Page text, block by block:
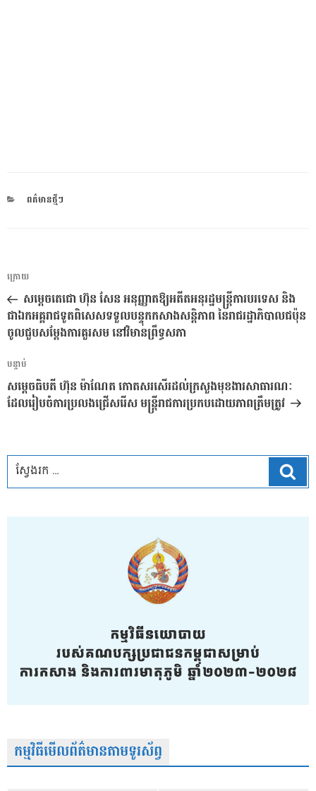
CATEGORIES
ពត៌មានថ្មីៗ
ការ​
នាំទិស​
ប្រកាស
អត្ថបទ
មុន
ក្រោយ
សម្តេចតេជោ ហ៊ុន សែន អនុញ្ញាតឱ្យអតីតអនុរដ្ឋមន្ត្រីការបរទេស និង
ជាឯកអគ្គរាជទូតពិសេសទទួលបន្ទុកកសាងសន្តិភាព នៃរាជរដ្ឋាភិបាលជប៉ុន
ចូលជួបសម្តែងការគួរសម នៅវិមានព្រឹទ្ធសភា
អត្ថបទ
បន្ទាប់
បន្ទាប់
សម្តេចធិបតី ហ៊ុន ម៉ាណែត កោតសរសើរដល់ក្រសួងមុខងារសាធារណៈ
ដែលរៀបចំការប្រលងជ្រើសរើស មន្ត្រីរាជការប្រកបដោយភាពត្រឹមត្រូវ
កម្មវិធីមើលព័ត៌មានតាមទូរស័ព្វ